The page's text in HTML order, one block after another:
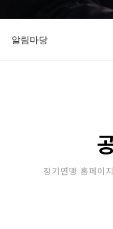
알림마당
장기연맹 홈페이